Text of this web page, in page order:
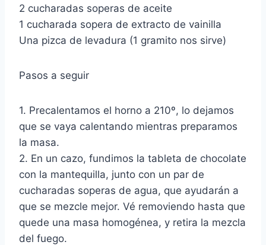
2 cucharadas soperas de aceite
1 cucharada sopera de extracto de vainilla
Una pizca de levadura (1 gramito nos sirve)
Pasos a seguir
1. Precalentamos el horno a 210º, lo dejamos
que se vaya calentando mientras preparamos
la masa.
2. En un cazo, fundimos la tableta de chocolate
con la mantequilla, junto con un par de
cucharadas soperas de agua, que ayudarán a
que se mezcle mejor. Vé removiendo hasta que
quede una masa homogénea, y retira la mezcla
del fuego.